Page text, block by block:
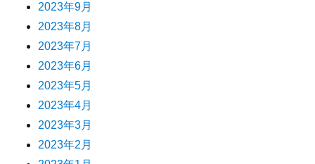
2023年9月
2023年8月
2023年7月
2023年6月
2023年5月
2023年4月
2023年3月
2023年2月